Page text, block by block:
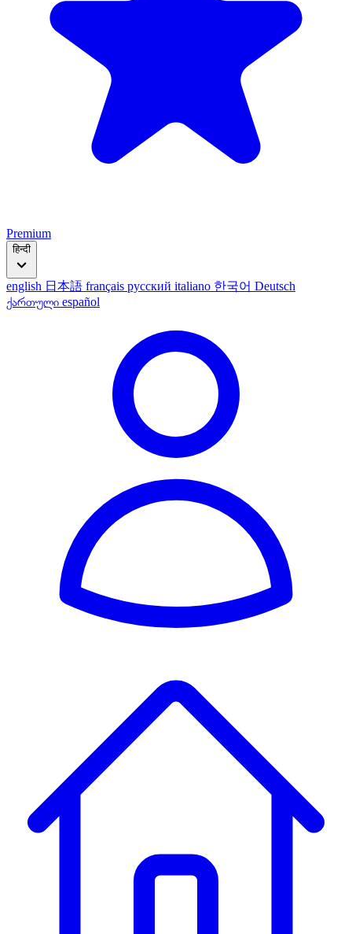
Premium
हिन्दी
english 日本語 français русский italiano 한국어 Deutsch
ქართული español